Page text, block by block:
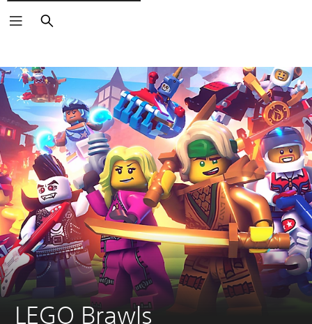
Zoeken
LEGO Brawls